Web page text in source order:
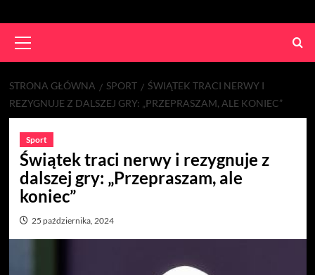
Menu
STRONA GŁÓWNA SPORT
ŚWIĄTEK TRACI NERWY I
REZYGNUJE Z DALSZEJ GRY: „PRZEPRASZAM, ALE KONIEC”
Sport
Świątek traci nerwy i rezygnuje z
dalszej gry: „Przepraszam, ale
koniec”
25 października, 2024